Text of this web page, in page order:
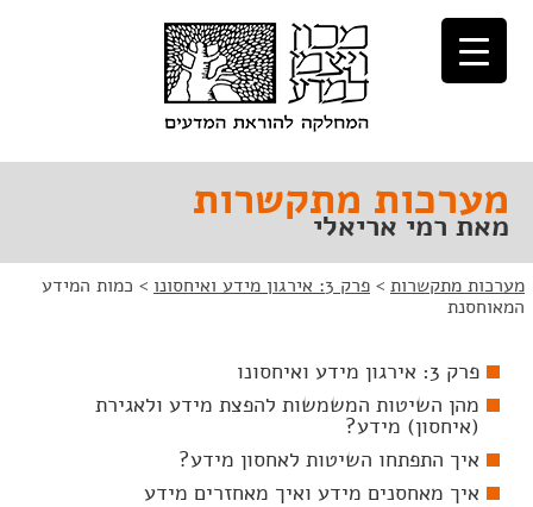
לתוכן
לניווט
מערכות מתקשרות
מאת רמי אריאלי
מערכות מתקשרות > פרק 3: אירגון מידע ואיחסונו > כמות המידע
המאוחסנת
פרק 3: אירגון מידע ואיחסונו
מהן השיטות המשמשות להפצת מידע ולאגירת
(איחסון) מידע?
איך התפתחו השיטות לאחסון מידע?
איך מאחסנים מידע ואיך מאחזרים מידע